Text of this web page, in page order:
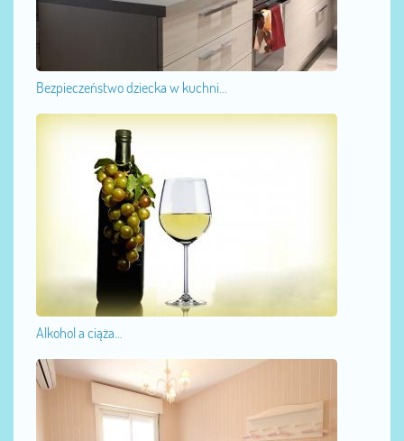
Bezpieczeństwo dziecka w kuchni...
Alkohol a ciąża...